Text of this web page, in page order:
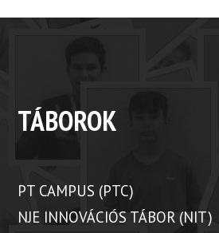
TÁBOROK
PT CAMPUS (PTC)
NJE INNOVÁCIÓS TÁBOR (NIT)